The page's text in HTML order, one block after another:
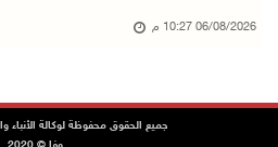
إصابتان بالرصاص والاعتداء خلال
06/08/2026 10:27 م
جميع الحقوق محفوظة لوكالة الأنباء